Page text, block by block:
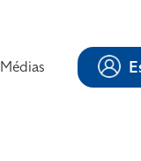
Médias